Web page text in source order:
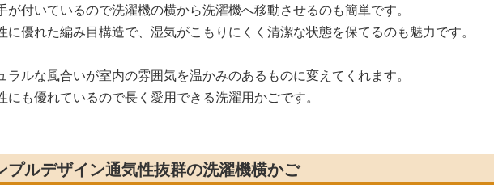
が付いているので洗濯機の横から洗濯機へ移動させるのも簡単です。
に優れた編み目構造で、湿気がこもりにくく清潔な状態を保てるのも魅力です。
ラルな風合いが室内の雰囲気を温かみのあるものに変えてくれます。
にも優れているので長く愛用できる洗濯用かごです。
プルデザイン通気性抜群の洗濯機横かご